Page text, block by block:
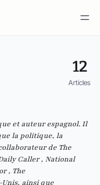
12
Articles
et auteur espagnol. Il
la politique, la
de The
Caller , National
, The
ainsi que